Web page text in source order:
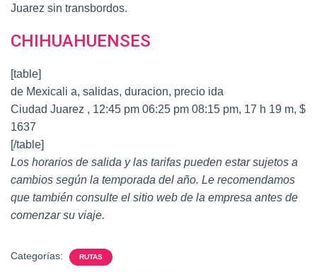
Juarez sin transbordos.
CHIHUAHUENSES
[table]
de Mexicali a, salidas, duracion, precio ida
Ciudad Juarez , 12:45 pm 06:25 pm 08:15 pm, 17 h 19 m, $
1637
[/table]
Los horarios de salida y las tarifas pueden estar sujetos a
cambios según la temporada del año. Le recomendamos
que también consulte el sitio web de la empresa antes de
comenzar su viaje.
Categorías: RUTAS